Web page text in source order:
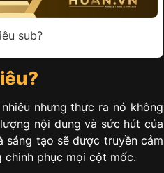
sub?
nhưng thực ra nó không
nội dung và sức hút của
sáng tạo sẽ được truyền cảm
phục mọi cột mốc.